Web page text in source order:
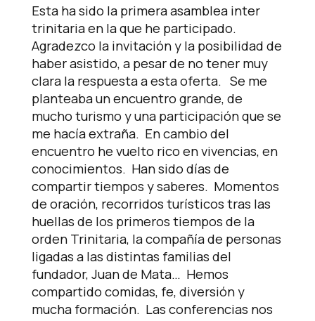
Esta ha sido la primera asamblea inter
trinitaria en la que he participado.
Agradezco la invitación y la posibilidad de
haber asistido, a pesar de no tener muy
clara la respuesta a esta oferta. Se me
planteaba un encuentro grande, de
mucho turismo y una participación que se
me hacía extraña. En cambio del
encuentro he vuelto rico en vivencias, en
conocimientos. Han sido días de
compartir tiempos y saberes. Momentos
de oración, recorridos turísticos tras las
huellas de los primeros tiempos de la
orden Trinitaria, la compañía de personas
ligadas a las distintas familias del
fundador, Juan de Mata… Hemos
compartido comidas, fe, diversión y
mucha formación. Las conferencias nos